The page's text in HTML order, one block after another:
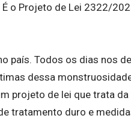
o Projeto de Lei 2322/
país. Todos os dias nos
dessa
projeto de lei que trata
tratamento duro e